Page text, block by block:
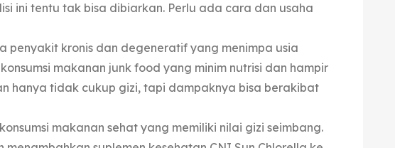
ini tentu tak bisa dibiarkan. Perlu ada cara dan usaha
penyakit kronis dan degeneratif yang menimpa usia
makanan junk food yang minim nutrisi dan hampir
hanya tidak cukup gizi, tapi dampaknya bisa berakibat
makanan sehat yang memiliki nilai gizi seimbang.